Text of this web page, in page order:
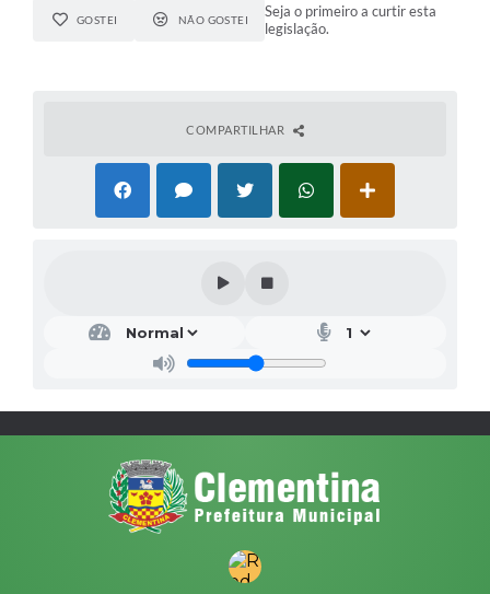
GOSTEI NÃO GOSTEI
Seja o primeiro a curtir esta
legislação.
COMPARTILHAR